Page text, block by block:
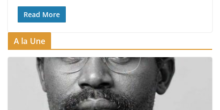
Read More
A la Une